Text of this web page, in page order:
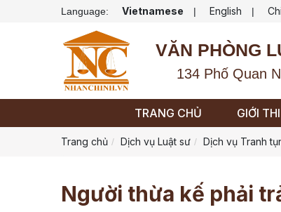
Language: Vietnamese | English |
VĂN PHÒNG
134 Phố Quan
TRANG CHỦ GIỚI
Trang chủ Dịch vụ Luật sư Dịch vụ Tranh
Người thừa kế phải